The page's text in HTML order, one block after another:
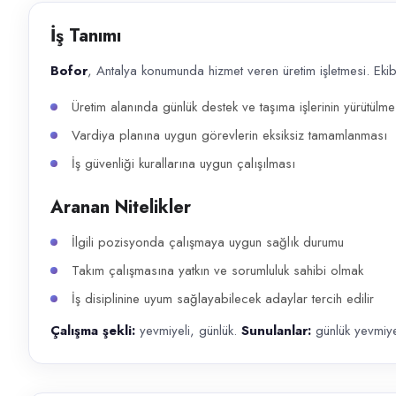
Başvuru kanalları
İlan açıklaması
Bofor , Antalya konumunda hizmet veren üretim işletmesi. Ekibimize
İş Tanımı
Bofor, Antalya konumunda hizmet veren üretim işletmesi.
Üretim alanında günlük destek ve taşıma işlerinin
Vardiya planına uygun görevlerin eksiksiz tamamlanması
İş güvenliği kurallarına uygun çalışılması
Aranan Nitelikler
İlgili pozisyonda çalışmaya uygun sağlık durumu
Takım çalışmasına yatkın ve sorumluluk sahibi olmak
İş disiplinine uyum sağlayabilecek adaylar tercih edilir
Çalışma şekli: yevmiyeli, günlük. Sunulanlar: günlük